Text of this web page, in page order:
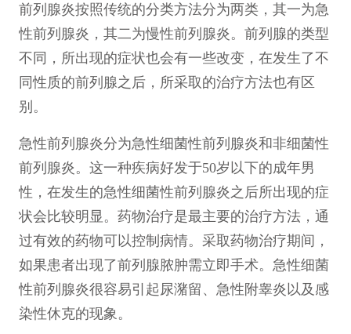
前列腺炎按照传统的分类方法分为两类，其一为急
性前列腺炎，其二为慢性前列腺炎。前列腺的类型
不同，所出现的症状也会有一些改变，在发生了不
同性质的前列腺之后，所采取的治疗方法也有区
别。
急性前列腺炎分为急性细菌性前列腺炎和非细菌性
前列腺炎。这一种疾病好发于50岁以下的成年男
性，在发生的急性细菌性前列腺炎之后所出现的症
状会比较明显。药物治疗是最主要的治疗方法，通
过有效的药物可以控制病情。采取药物治疗期间，
如果患者出现了前列腺脓肿需立即手术。急性细菌
性前列腺炎很容易引起尿潴留、急性附睾炎以及感
染性休克的现象。